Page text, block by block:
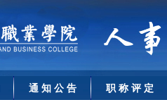
通 知 公 告 职 称 评 定